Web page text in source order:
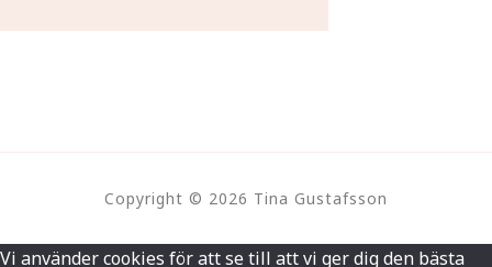
Copyright © 2026 Tina Gustafsson
Vi använder cookies för att se till att vi ger dig den bästa